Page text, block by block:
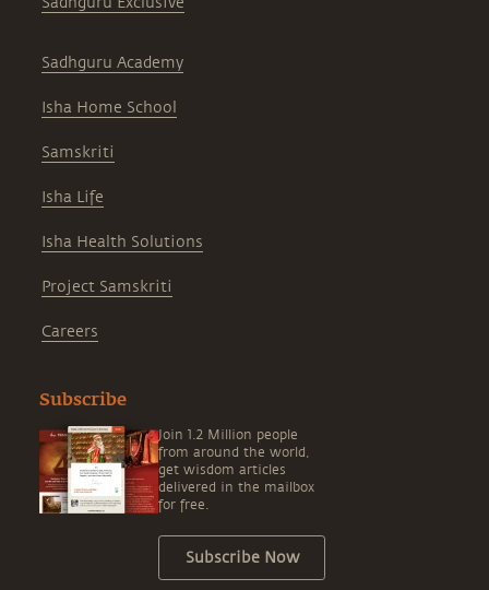
Sadhguru Academy
Isha Home School
Samskriti
Isha Life
Isha Health Solutions
Project Samskriti
Careers
Subscribe
Join 1.2 Million people
from around the world,
get wisdom articles
delivered in the mailbox
for free.
Subscribe Now